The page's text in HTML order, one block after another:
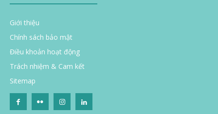
Giới thiệu
Chính sách bảo mật
Điều khoản hoạt động
Trách nhiệm & Cam kết
Sitemap